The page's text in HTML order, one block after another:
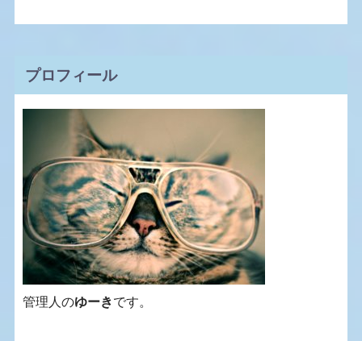
プロフィール
管理人のゆーきです。